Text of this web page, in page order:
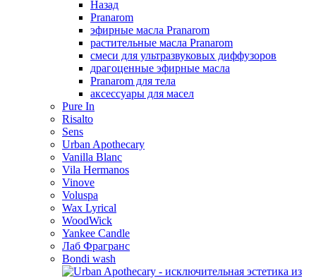
Назад
Pranarom
эфирные масла Pranarom
растительные масла Pranarom
смеси для ультразвуковых диффузоров
драгоценные эфирные масла
Pranarom для тела
аксессуары для масел
Pure In
Risalto
Sens
Urban Apothecary
Vanilla Blanc
Vila Hermanos
Vinove
Voluspa
Wax Lyrical
WoodWick
Yankee Candle
Лаб Фрагранс
Bondi wash